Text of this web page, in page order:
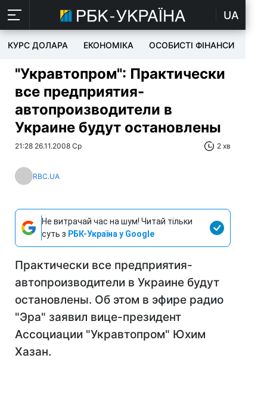
UA
КУРС ДОЛАРА ЕКОНОМІКА ОСОБИСТІ ФІНАНСИ
"Укравтопром": Практически
все предприятия-
автопроизводители в
Украине будут остановлены
21:28 26.11.2008 Ср 2 хв
RBC.UA
Не витрачай час на шум! Читай тільки
суть з РБК-Україна у Google
Практически все предприятия-
автопроизводители в Украине будут
остановлены. Об этом в эфире радио
"Эра" заявил вице-президент
Ассоциации "Укравтопром" Юхим
Хазан.